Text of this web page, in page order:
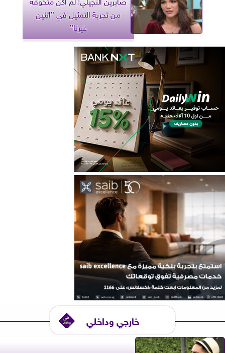
من تجربة التمثيل في ”اتنين
غيرنا”
خارجي وداخلي